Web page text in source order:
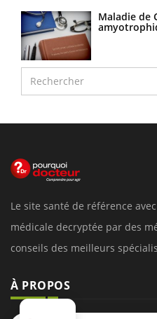
Maladie de
Le site santé de référence
médicale decryptée par des
conseils des meilleurs
À PROPOS